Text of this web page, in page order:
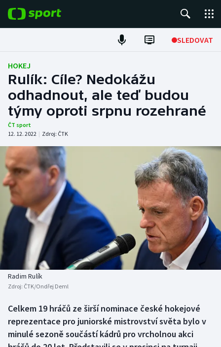
SLEDOVAT
Fotbal
Hokej
Tenis
Atletika
Cyklistika
DALŠÍ SPORTY
Americký fotbal
Baseball a softbal
Basketbal
Biatlon
Box
NEPŘEHLÉDNĚTE
Soutěže
Historické návraty
Aplikace ČT sport
HOKEJ
Rulík: Cíle? Nedokážu
odhadnout, ale teď budou
týmy oproti srpnu rozehrané
ČT sport
12. 12. 2022 | Zdroj: ČTK
Radim Rulík
Zdroj: ČTK/Ondřej Deml
Celkem 19 hráčů ze širší nominace české hokejové
reprezentace pro juniorské mistrovství světa bylo v
minulé sezoně součástí kádrů pro vrcholnou akci